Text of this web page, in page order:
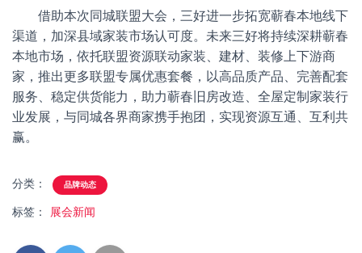
借助本次同城联盟大会，三好进一步拓宽蕲春本地线下
渠道，加深县域家装市场认可度。未来三好将持续深耕蕲春
本地市场，依托联盟资源联动家装、建材、装修上下游商
家，推出更多联盟专属优惠套餐，以高品质产品、完善配套
服务、稳定供货能力，助力蕲春旧房改造、全屋定制家装行
业发展，与同城各界商家携手抱团，实现资源互通、互利共
赢。
分类： 品牌动态
标签： 展会新闻